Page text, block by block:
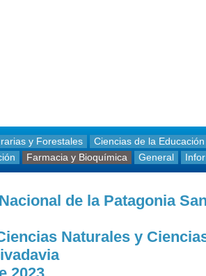
y Forestales
Ciencias de la Educación
Farmacia y Bioquímica General
de la Patagonia
Naturales y